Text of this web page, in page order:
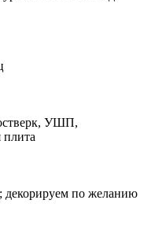
УШП,
декорируем по желанию